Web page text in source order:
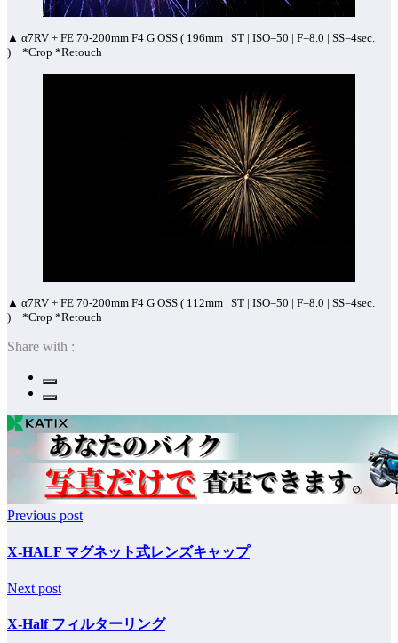
▲ α7RV + FE 70-200mm F4 G OSS ( 196mm | ST | ISO=50 | F=8.0 | SS=4sec.
) *Crop *Retouch
▲ α7RV + FE 70-200mm F4 G OSS ( 112mm | ST | ISO=50 | F=8.0 | SS=4sec.
) *Crop *Retouch
Share with :
Previous post
X-HALF マグネット式レンズキャップ
Next post
X-Half フィルターリング